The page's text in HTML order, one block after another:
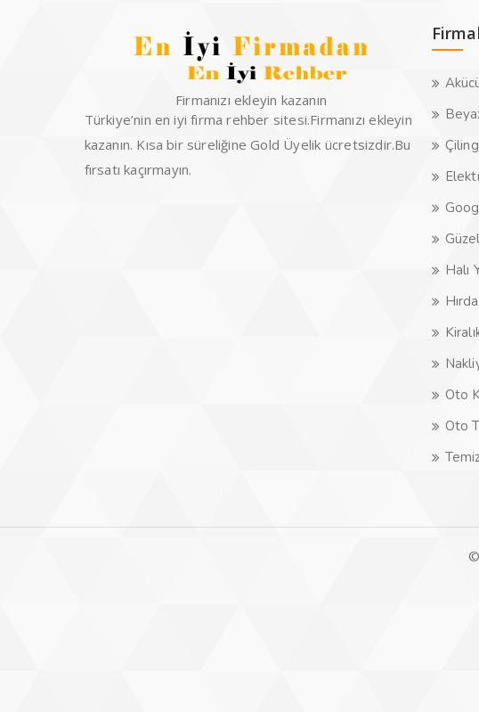
Firmanızı ekleyin kazanın
Türkiye’nin en iyi firma rehber sitesi.Firmanızı ekleyin
kazanın. Kısa bir süreliğine Gold Üyelik ücretsizdir.Bu
fırsatı kaçırmayın.
Halı
Oto
Oto